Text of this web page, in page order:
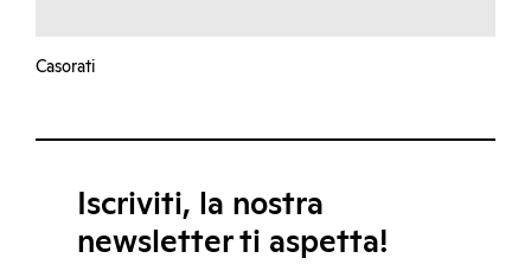
Casorati
Iscriviti, la nostra
newsletter ti aspetta!